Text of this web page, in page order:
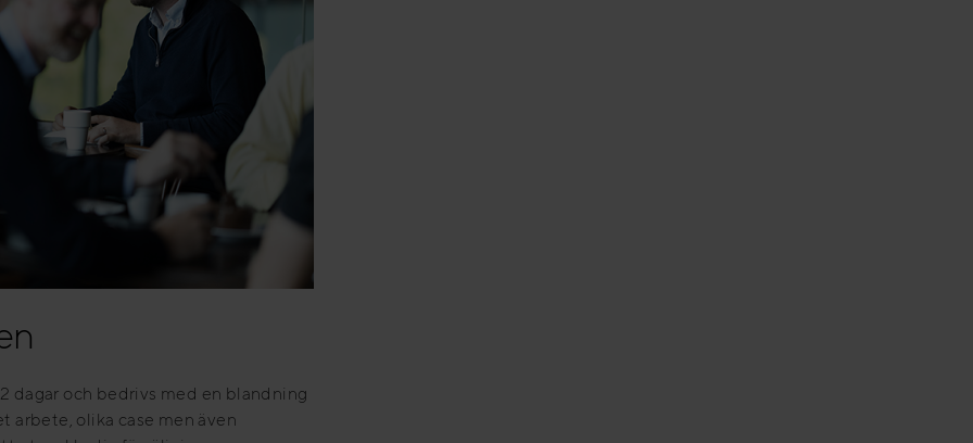
dagar och bedrivs med en blandning
arbete, olika case men även